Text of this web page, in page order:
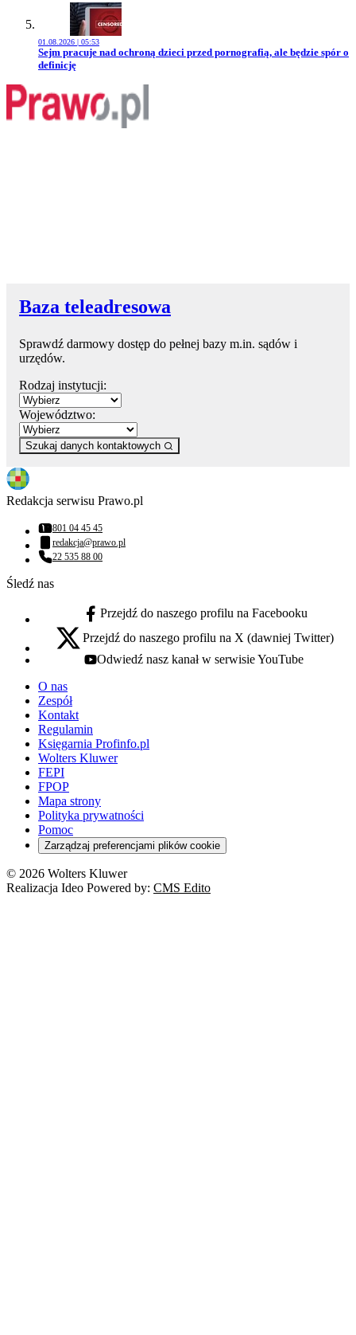
01.08.2026 | 05:53
Przejdź do artykułu:
Sejm pracuje nad ochroną dzieci przed pornografią, ale będzie spór o
definicję
Baza teleadresowa
Sprawdź darmowy dostęp do pełnej bazy m.in. sądów i
urzędów.
Rodzaj instytucji:
Województwo:
Szukaj danych kontaktowych
Redakcja serwisu Prawo.pl
Numer telefonu:
801 04 45 45
Adres email:
redakcja@prawo.pl
Numer telefonu:
22 535 88 00
Śledź nas
facebook - otwiera się w nowej karcie
Przejdź do naszego profilu na Facebooku
x - otwiera się w nowej karcie
Przejdź do naszego profilu na X (dawniej Twitter)
youtube - otwiera się w nowej karcie
Odwiedź nasz kanał w serwisie YouTube
O nas
Zespół
Kontakt
Regulamin
Księgarnia Profinfo.pl
Wolters Kluwer
FEPI
FPOP
Mapa strony
Polityka prywatności
Pomoc
Zarządzaj preferencjami plików cookie
© 2026 Wolters Kluwer
Realizacja Ideo Powered by: CMS Edito